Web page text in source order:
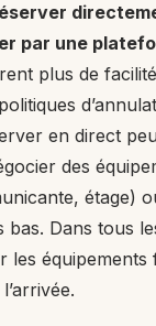
par une
plus de
en direct
des
étage)
bas. Dans tous
les